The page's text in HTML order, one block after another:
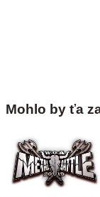
Mohlo by ťa